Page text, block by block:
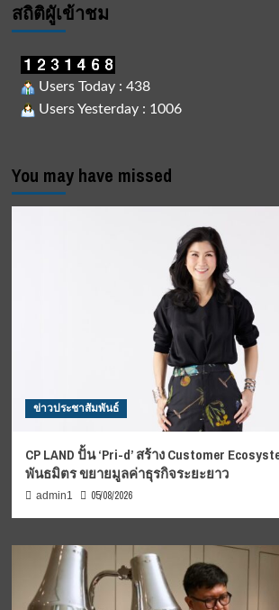
สถิติผูัเข้าชม
Users Today : 438
Users Yesterday : 1006
You may have missed
ข่าวประชาสัมพันธ์
CP LAND ปั้น ‘Pri-d’ สร้าง Customer
พันธมิตร ขยายมูลค่าธุรกิจระยะยาว
admin1 05/08/2026